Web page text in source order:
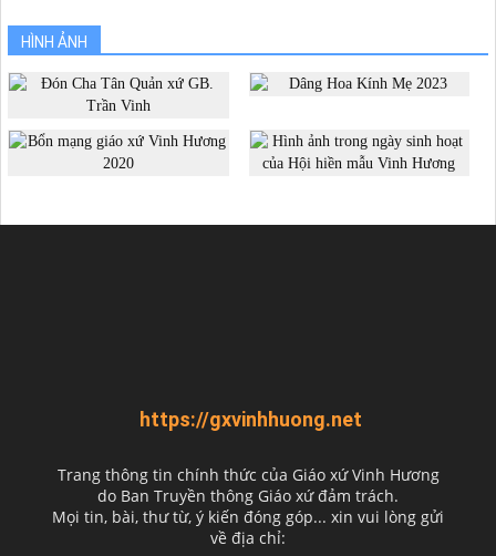
HÌNH ẢNH
https://gxvinhhuong.net
Trang thông tin chính thức của Giáo xứ Vinh Hương
do Ban Truyền thông Giáo xứ đảm trách.
Mọi tin, bài, thư từ, ý kiến đóng góp... xin vui lòng gửi
về địa chỉ: